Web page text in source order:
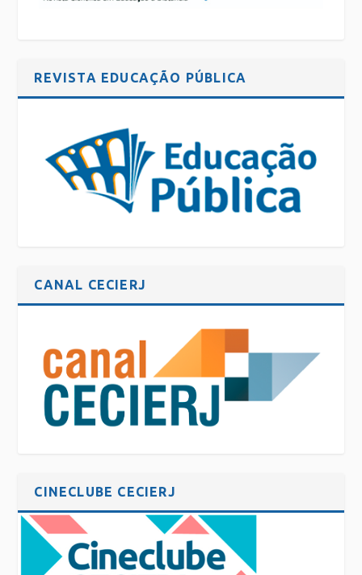
REVISTA EDUCAÇÃO PÚBLICA
CANAL CECIERJ
CINECLUBE CECIERJ